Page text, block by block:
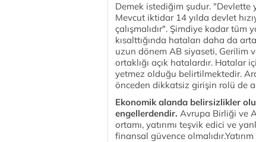
Demek istediğim şudur. "Devlette
Mevcut iktidar 14 yılda devlet
çalışmalıdır". Şimdiye kadar tüm
kısalttığında hataları daha da
uzun dönem AB siyaseti, Gerilim
ortaklığı açık hatalardır. Hatalar
yetmez olduğu belirtilmektedir.
önceden dikkatsiz girişin rolü de
Ekonomik alanda belirsizlikler
engellerdendir. Avrupa Birliği ve
ortamı, yatırımı teşvik edici ve
finansal güvence